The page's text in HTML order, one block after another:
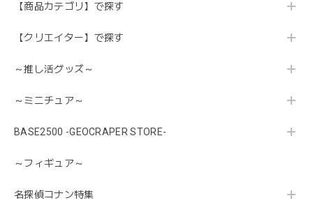
【商品カテゴリ】で探す
【クリエイター】で探す
～推し活グッズ～
～ミニチュア～
BASE2500 -GEOCRAPER STORE-
～フィギュア～
名探偵コナン特集